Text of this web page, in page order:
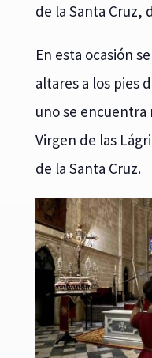
de la Santa Cruz,
En esta ocasión
altares a los pies
uno se
Virgen de las
de la Santa Cruz.